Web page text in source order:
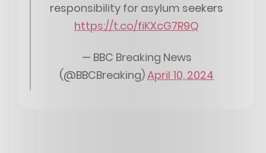
responsibility for asylum seekers
https://t.co/fiKXcG7R9Q
— BBC Breaking News
(@BBCBreaking)April 10, 2024